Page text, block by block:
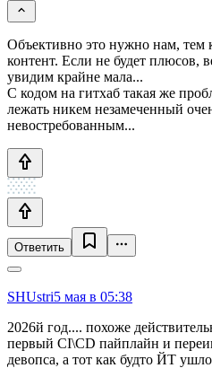
Объективно это нужно нам, тем
контент. Если не будет плюсов,
увидим крайне мала...
С кодом на гитхаб такая же
лежать никем незамеченный
невостребованным...
Ответить
SHUstri5 мая в 05:38
2026й год.... похоже
первый CI\CD пайплайн и
девопса, а тот как будто ЙТ